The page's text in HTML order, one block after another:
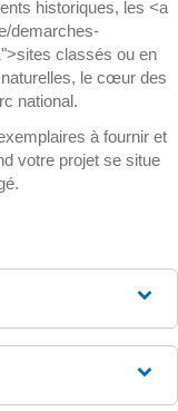
historiques, les <a
demarches-
classés ou en
le cœur des
national.
à fournir et
votre projet se situe